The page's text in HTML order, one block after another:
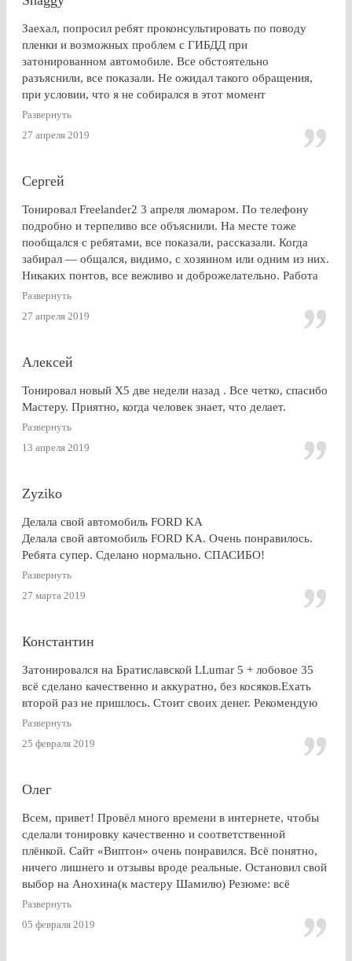
Заехал, попросил ребят проконсультировать по поводу
пленки и возможных проблем с ГИБДД при
затонированном автомобиле. Все обстоятельно
разъяснили, все показали. Не ожидал такого обращения,
при условии, что я не собирался в этот момент
тонироваться. для сравнения заехал на Оставшковское
дешевле. в очередной раз убедился (хорошо, что не на
решил, что буду тонироваться
Развернуть
27 апреля 2019
Сергей
Тонировал Freelander2 3 апреля люмаром. По телефону
подробно и терпеливо все объяснили. На месте тоже
пообщался с ребятами, все показали, рассказали. Когда
забирал — общался, видимо, с хозяином или одним из них.
Никаких понтов, все вежливо и доброжелательно. Работа
сделана очень качественно, пленка лежит до самой кромки
стекла (есть, правда, неравномерность на разных стеклах,
но это я уже придираюсь). По сравнению с другими
посоветоваться обращаться к этим ребятам? Однозначно,
Развернуть
27 апреля 2019
Алексей
Тонировал новый Х5 две недели назад . Все четко, спасибо
Мастеру. Приятно, когда человек знает, что делает.
Развернуть
13 апреля 2019
Zyziko
Делала свой автомобиль FORD KA
Делала свой автомобиль FORD KA. Очень понравилось.
Ребята супер. Сделано нормально. СПАСИБО!
Развернуть
27 марта 2019
Константин
Затонировался на Братиславской LLumar 5 + лобовое 35
всё сделано качественно и аккуратно, без косяков.Ехать
второй раз не пришлось. Стоит своих денег. Рекомендую
Развернуть
25 февраля 2019
Олег
Всем, привет! Провёл много времени в интернете, чтобы
сделали тонировку качественно и соответственной
плёнкой. Сайт «Виптон» очень понравился. Всё понятно,
ничего лишнего и отзывы вроде реальные. Остановил свой
выбор на Анохина(к мастеру Шамилю) Резюме: всё
именно так, как и написано в отзывах!!!) Я остался очень
Развернуть
05 февраля 2019